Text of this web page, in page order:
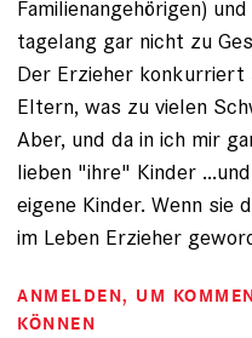
Familienangehörigen)
tagelang gar nicht zu
Der Erzieher
Eltern, was zu vielen
Aber, und da in ich mir
lieben "ihre" Kinder
eigene Kinder. Wenn sie
im Leben Erzieher
ANMELDEN, UM
KÖNNEN